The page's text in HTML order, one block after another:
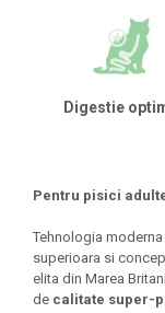
Digestie
Pentru pisici
Tehnologia
superioara si
elita din Marea
de calitate super-